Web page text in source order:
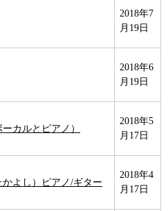
2018年7
月19日
2018年6
月19日
カルとピアノ）
2018年5
月17日
よし）ピアノ/ギター
2018年4
月17日